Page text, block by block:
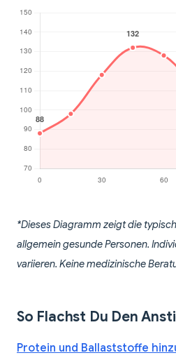
*Dieses Diagramm zeigt die
allgemein gesunde Personen.
variieren. Keine medizinische
So Flachst Du Den
Protein und Ballaststoffe